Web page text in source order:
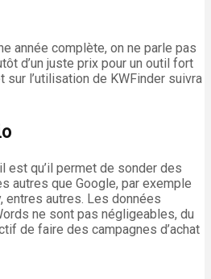
année complète, on ne parle pas
d’un juste prix pour un outil fort
sur l’utilisation de KWFinder suivra
est qu’il permet de sonder des
autres que Google, par exemple
entres autres. Les données
ne sont pas négligeables, du
de faire des campagnes d’achat